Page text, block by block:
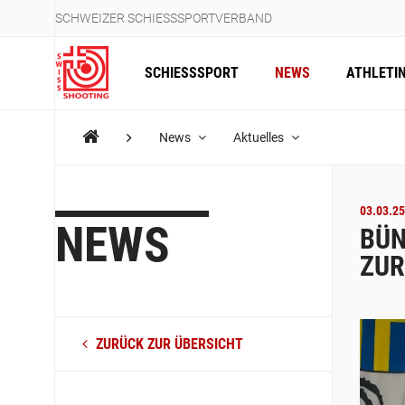
SCHWEIZER SCHIESSSPORTVERBAND
SCHIESSSPORT NEWS
News Aktuelles
NEWS
ZURÜCK ZUR ÜBERSICHT
03.03.25